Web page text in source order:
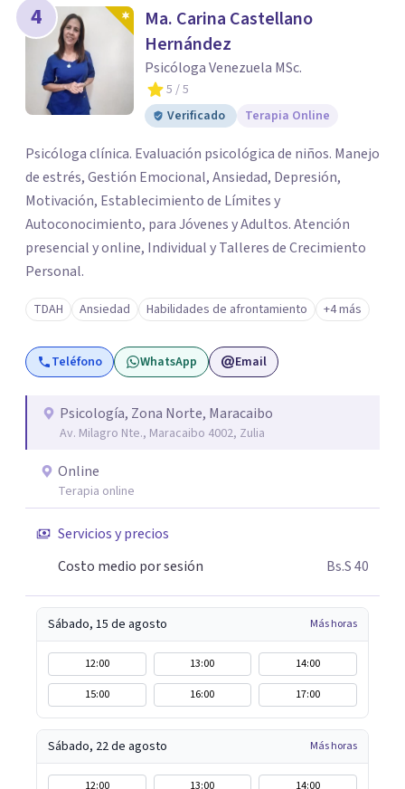
4
Ma. Carina Castellano
Hernández
Psicóloga Venezuela MSc.
5 / 5
Verificado
Terapia Online
Psicóloga clínica. Evaluación psicológica de niños. Manejo
de estrés, Gestión Emocional, Ansiedad, Depresión,
Motivación, Establecimiento de Límites y
Autoconocimiento, para Jóvenes y Adultos. Atención
presencial y online, Individual y Talleres de Crecimiento
Personal.
TDAH Ansiedad Habilidades de afrontamiento +4 más
Teléfono WhatsApp Email
Psicología, Zona Norte, Maracaibo
Av. Milagro Nte., Maracaibo 4002, Zulia
Online
Terapia online
Servicios y precios
Costo medio por sesión
Bs.S 40
Sábado, 15 de agosto Más horas
12:00 13:00
14:00
15:00
16:00 17:00
Sábado, 22 de agosto Más horas
12:00 13:00 14:00